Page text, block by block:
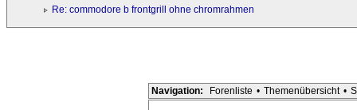
Re: commodore b frontgrill ohne chromrahmen
Navigation: Forenliste • Themenübersicht •